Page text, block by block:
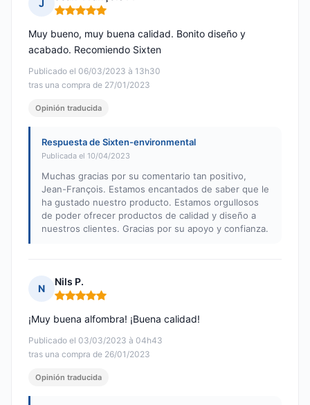
J
Nota: 5 de 5
Publicado el 06/03/2023 à 13h30
tras una compra de 27/01/2023
Muy bueno, muy buena calidad. Bonito diseño y
acabado. Recomiendo Sixten
Opinión traducida
Respuesta de Sixten-environmental
Publicada el 10/04/2023
Muchas gracias por su comentario tan positivo,
Jean-François. Estamos encantados de saber que le
ha gustado nuestro producto. Estamos orgullosos
de poder ofrecer productos de calidad y diseño a
nuestros clientes. Gracias por su apoyo y confianza.
N
Nils P.
Nota: 5 de 5
Publicado el 03/03/2023 à 04h43
tras una compra de 26/01/2023
¡Muy buena alfombra! ¡Buena calidad!
Opinión traducida